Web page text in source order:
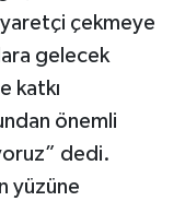
çekmeye
gelecek
katkı
önemli
dedi.
yüzüne